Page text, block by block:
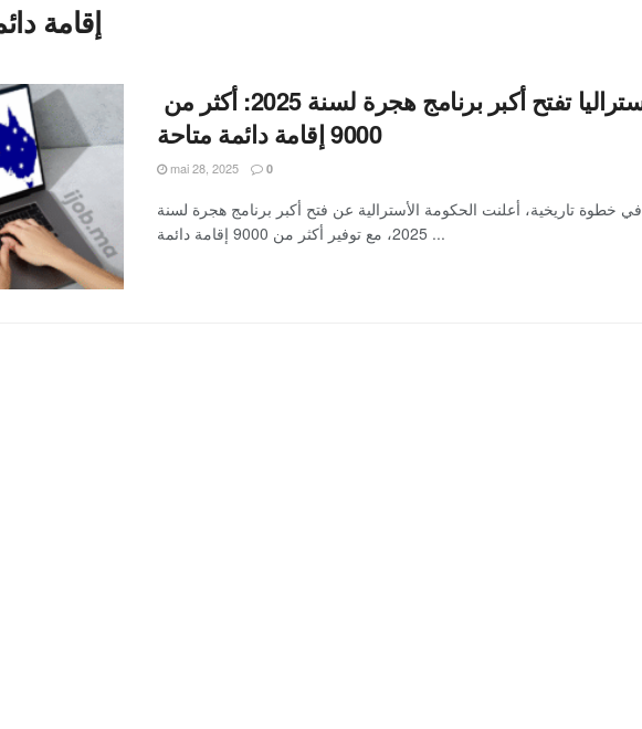
إقامة
9000 إقامة دائمة متاحة
mai 28, 2025 0
في خطوة تاريخية، أعلنت الحكومة الأسترالية عن فتح أكبر برنامج هجرة لسنة
2025، مع توفير أكثر من 9000 إقامة دائمة ...